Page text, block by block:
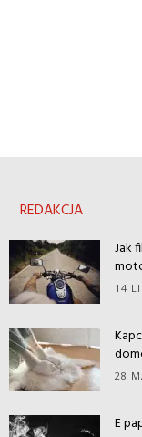
REDAKCJA
Jak
14
28
E